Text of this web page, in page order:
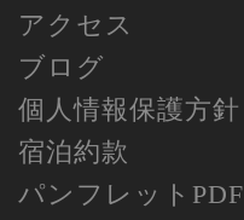
アクセス
ブログ
個人情報保護方針
宿泊約款
パンフレットPDF